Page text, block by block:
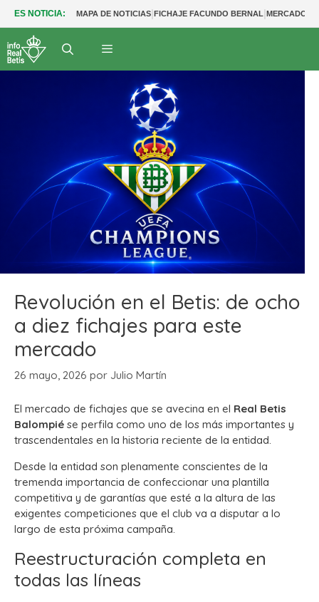
ES NOTICIA: MAPA DE NOTICIAS|FICHAJE FACUNDO BERNAL|MERCADO
Revolución en el Betis: de ocho
a diez fichajes para este
mercado
26 mayo, 2026 por Julio Martín
El mercado de fichajes que se avecina en el Real Betis
Balompié se perfila como uno de los más importantes y
trascendentales en la historia reciente de la entidad.
Desde la entidad son plenamente conscientes de la
tremenda importancia de confeccionar una plantilla
competitiva y de garantías que esté a la altura de las
exigentes competiciones que el club va a disputar a lo
largo de esta próxima campaña.
Reestructuración completa en
todas las líneas